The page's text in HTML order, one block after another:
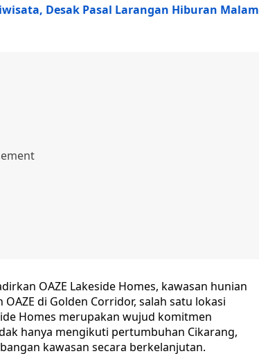
Desak Pasal Larangan Hiburan Malam
OAZE Lakeside Homes, kawasan hunian
di Golden Corridor, salah satu lokasi
Homes merupakan wujud komitmen
hanya mengikuti pertumbuhan Cikarang,
kawasan secara berkelanjutan.